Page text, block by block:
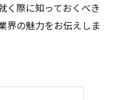
く際に知っておくべき
界の魅力をお伝えしま